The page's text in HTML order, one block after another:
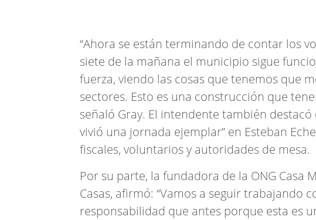
“Ahora se están terminando de contar los
siete de la mañana el municipio sigue
fuerza, viendo las cosas que tenemos que
sectores. Esto es una construcción que
señaló Gray. El intendente también
vivió una jornada ejemplar” en Esteban
fiscales, voluntarios y autoridades de mesa.
Por su parte, la fundadora de la ONG Casa
Casas, afirmó: “Vamos a seguir trabajando
responsabilidad que antes porque esta es